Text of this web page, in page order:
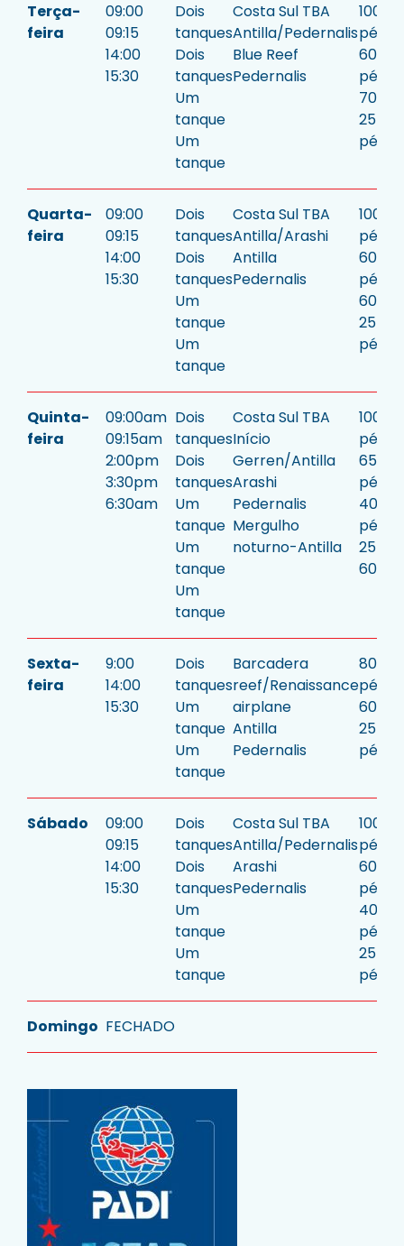
Terça-
feira
09:00
09:15
14:00
15:30
Dois
tanques
Dois
tanques
Um
tanque
Um
tanque
Costa Sul TBA
Antilla/Pedernalis
Blue Reef
Pedernalis
100/
pés
60/25
pés
70
25
pés.
Quarta-
feira
09:00
09:15
14:00
15:30
Dois
tanques
Dois
tanques
Um
tanque
Um
tanque
Costa Sul TBA
Antilla/Arashi
Antilla
Pedernalis
100/
pés
60/40
pés
60
25
pés.
Quinta-
feira
09:00am
09:15am
2:00pm
3:30pm
6:30am
Dois
tanques
Dois
tanques
Um
tanque
Um
tanque
Um
tanque
Costa Sul TBA
Início
Gerren/Antilla
Arashi
Pedernalis
Mergulho
noturno-Antilla
100/
pés
65/60
pés
40
pés
25
60
Sexta-
feira
9:00
14:00
15:30
Dois
tanques
Um
tanque
Um
tanque
Barcadera
reef/Renaissance
airplane
Antilla
Pedernalis
80/70
pés
60
25
pés.
Sábado
09:00
09:15
14:00
15:30
Dois
tanques
Dois
tanques
Um
tanque
Um
tanque
Costa Sul TBA
Antilla/Pedernalis
Arashi
Pedernalis
100/
pés
60/25
pés
40
pés
25
pés.
Domingo FECHADO